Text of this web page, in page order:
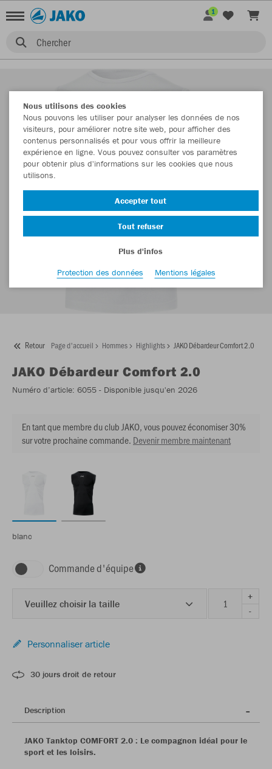
Chercher
1
Retour Page d'accueil Hommes Highlights JAKO Débardeur Comfort 2.0
JAKO Débardeur Comfort 2.0
Numéro d’article: 6055 - Disponible jusqu'en 2026
En tant que membre du club JAKO, vous pouvez économiser 30%
sur votre prochaine commande. Devenir membre maintenant
blanc
Commande d'équipe
Veuillez choisir la taille
+
-
Personnaliser article
30 jours droit de retour
Description
JAKO Tanktop COMFORT 2.0 : Le compagnon idéal pour le
sport et les loisirs.
Nous utilisons des cookies
Nous pouvons les utiliser pour analyser les données de nos
visiteurs, pour améliorer notre site web, pour afficher des
contenus personnalisés et pour vous offrir la meilleure
expérience en ligne. Vous pouvez consulter vos paramètres
pour obtenir plus d'informations sur les cookies que nous
utilisons.
Accepter tout
Tout refuser
Plus d'infos
Protection des données
Mentions légales